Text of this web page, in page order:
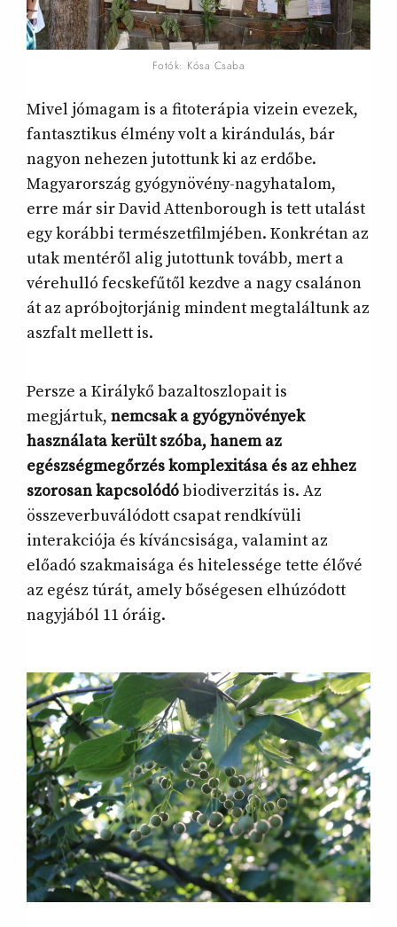
Fotók: Kósa Csaba
Mivel jómagam is a fitoterápia vizein evezek,
fantasztikus élmény volt a kirándulás, bár
nagyon nehezen jutottunk ki az erdőbe.
Magyarország gyógynövény-nagyhatalom,
erre már sir David Attenborough is tett utalást
egy korábbi természetfilmjében. Konkrétan az
utak mentéről alig jutottunk tovább, mert a
vérehulló fecskefűtől kezdve a nagy csalánon
át az apróbojtorjánig mindent megtaláltunk az
aszfalt mellett is.
Persze a Királykő bazaltoszlopait is
megjártuk, nemcsak a gyógynövények
használata került szóba, hanem az
egészségmegőrzés komplexitása és az ehhez
szorosan kapcsolódóbiodiverzitás is. Az
összeverbuválódott csapat rendkívüli
interakciója és kíváncsisága, valamint az
előadó szakmaisága és hitelessége tette élővé
az egész túrát, amely bőségesen elhúzódott
nagyjából 11 óráig.